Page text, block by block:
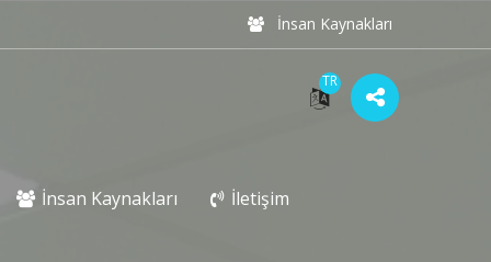
İnsan Kaynakları
TR
İnsan Kaynakları İletişim